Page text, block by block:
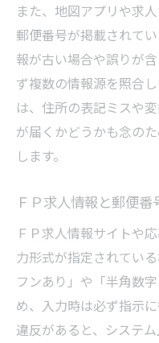
また、地図アプリや求
郵便番号が掲載されて
報が古い場合や誤りが
ず複数の情報源を照合
は、住所の表記ミスや
が届くかどうかも念の
します。
ＦＰ求人情報と郵便
ＦＰ求人情報サイトや
力形式が指定されてい
フンあり」や「半角数
め、入力時は必ず指示
違反があると、システ